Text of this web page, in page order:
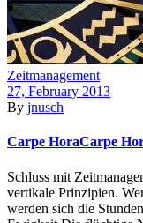
Zeitmanagement
27, February 2013
By jnusch
Carpe HoraCarpe
Schluss mit
vertikale Prinzipien.
werden sich die